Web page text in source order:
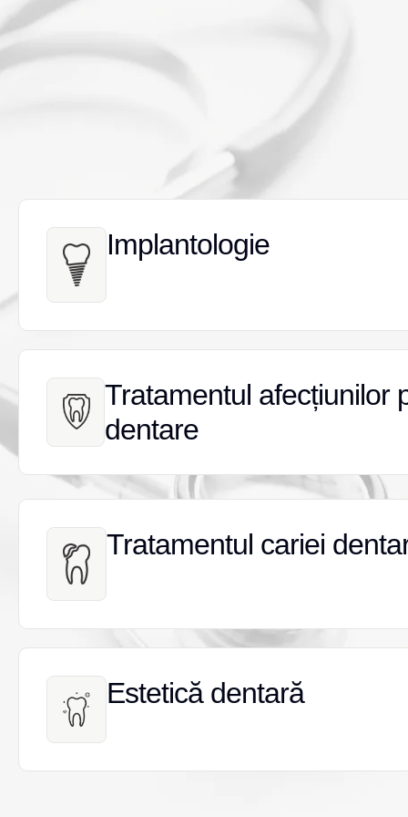
Implantologie
Implantologie
Tratamentul afecțiunilor
dentare
Tratamentul afecțiunilor
dentare
Tratamentul cariei
Tratamentul cariei
Estetică dentară
Estetică dentară